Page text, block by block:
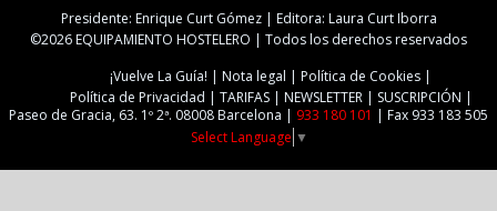
Presidente: Enrique Curt Gómez | Editora: Laura Curt Iborra
©2026 EQUIPAMIENTO HOSTELERO | Todos los derechos reservados
¡Vuelve La Guía!
Nota legal
Política de Cookies
Política de Privacidad
TARIFAS NEWSLETTER
SUSCRIPCIÓN
Paseo de Gracia, 63. 1º 2ª. 08008 Barcelona | 933 180 101 | Fax 933 183 505
Select Language ▼